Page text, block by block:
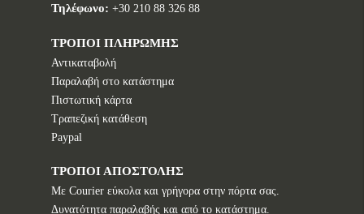
Τηλέφωνο: +30 210 88 326 88
ΤΡΟΠΟΙ ΠΛΗΡΩΜΗΣ
Αντικαταβολή
Παραλαβή στο κατάστημα
Πιστωτική κάρτα
Τραπεζική κατάθεση
Paypal
ΤΡΟΠΟΙ ΑΠΟΣΤΟΛΗΣ
Με Courier εύκολα και γρήγορα στην πόρτα σας.
Δυνατότητα παραλαβής και από το κατάστημα.